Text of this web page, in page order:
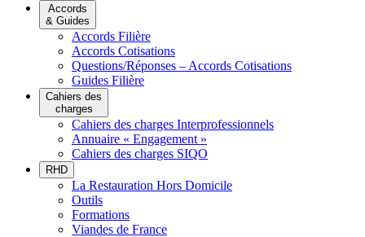
Accords
& Guides
Accords Filière
Accords Cotisations
Questions/Réponses – Accords Cotisations
Guides Filière
Cahiers des
charges
Cahiers des charges Interprofessionnels
Annuaire « Engagement »
Cahiers des charges SIQO
RHD
La Restauration Hors Domicile
Outils
Formations
Viandes de France